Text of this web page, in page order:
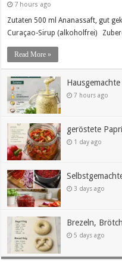
7 hours ago
Zutaten 500 ml Ananassaft, gut
Curaçao-Sirup (alkoholfrei)
Read More »
7 hours ago
geröstete
1 day ago
3 days ago
Brezeln,
5 days ago